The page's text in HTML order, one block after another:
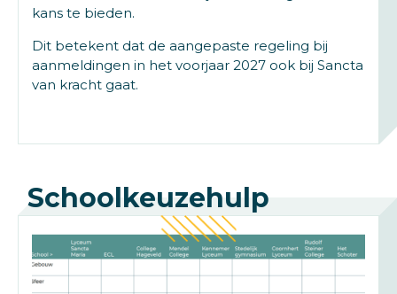
kans te bieden.
Dit betekent dat de aangepaste regeling bij
aanmeldingen in het voorjaar 2027 ook bij Sancta
van kracht gaat.
Schoolkeuzehulp